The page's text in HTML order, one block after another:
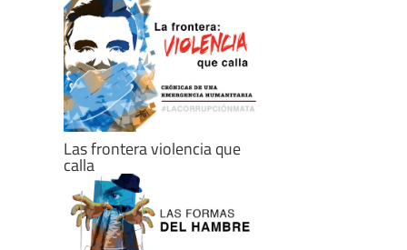
Las frontera violencia que
calla